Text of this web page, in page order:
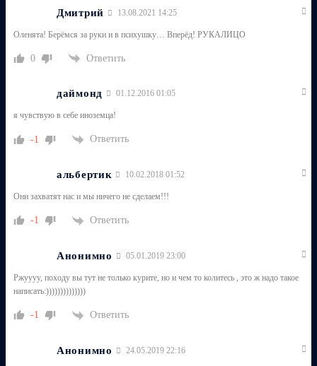
Дмитрий 13.08.2021 14:25
Оленята! Берёмся за руки и в психушку… Вперёд! РУКАЛИЦО
0 Ответить
даймонд 01.12.2016 01:05
я чувствую в себе иноземца!
-1 Ответить
альбертик 10.02.2018 01:52
Они захватят нас и мы ничего не сделаем!!!
-1 Ответить
Анонимно 05.01.2019 23:00
Ржуууу, походу вы тут не только курите, но и чем то колитесь , это ж надо такое
написать:))))))))))))))
-1 Ответить
Анонимно 24.05.2019 22:16